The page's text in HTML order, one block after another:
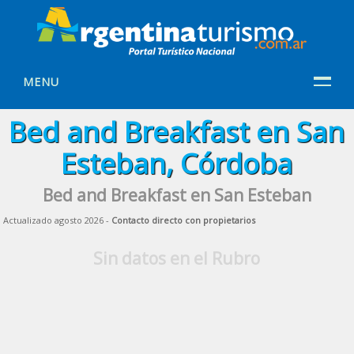
MENU
Bed and Breakfast en San
Esteban, Córdoba
Bed and Breakfast en San Esteban
Actualizado agosto 2026 - Contacto directo con propietarios
Sin datos en el Rubro